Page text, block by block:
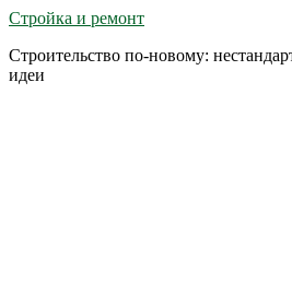
Стройка и ремонт
Строительство по-новому:
идеи